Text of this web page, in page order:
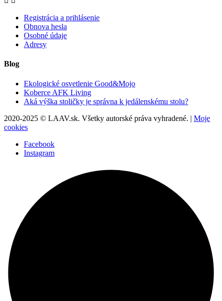
Registrácia a prihlásenie
Obnova hesla
Osobné údaje
Adresy
Blog
Ekologické osvetlenie Good&Mojo
Koberce AFK Living
Aká výška stoličky je správna k jedálenskému stolu?
2020-2025 © LAAV.sk. Všetky autorské práva vyhradené. | Moje
cookies
Facebook
Instagram